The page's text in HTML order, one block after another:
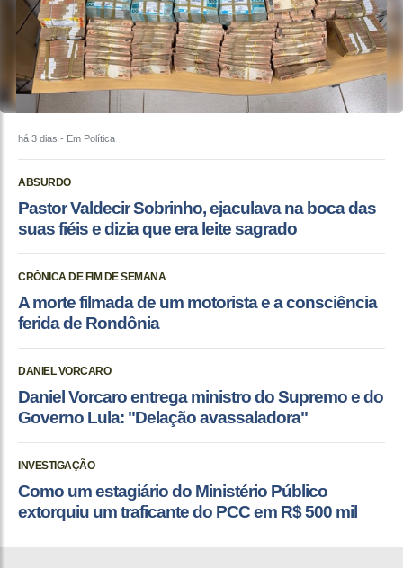
há 3 dias - Em Política
ABSURDO
Pastor Valdecir Sobrinho, ejaculava na boca das
suas fiéis e dizia que era leite sagrado
CRÔNICA DE FIM DE SEMANA
A morte filmada de um motorista e a consciência
ferida de Rondônia
DANIEL VORCARO
Daniel Vorcaro entrega ministro do Supremo e do
Governo Lula: "Delação avassaladora"
INVESTIGAÇÃO
Como um estagiário do Ministério Público
extorquiu um traficante do PCC em R$ 500 mil